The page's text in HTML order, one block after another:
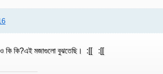
ও কি কি?এই মজাগুলো বুঝতেছি। :[[ :[[